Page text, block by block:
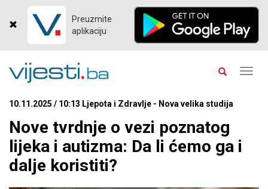
Preuzmite
aplikaciju
10.11.2025 / 10:13 Ljepota i Zdravlje - Nova velika studija
Nove tvrdnje o vezi poznatog
lijeka i autizma: Da li ćemo ga i
dalje koristiti?